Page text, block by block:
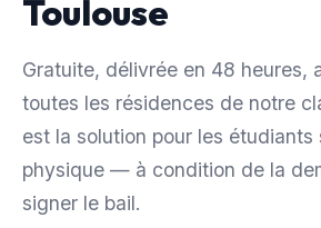
Toulouse
Gratuite, délivrée en 48 heures,
toutes les résidences de notre
est la solution pour les étudiants
physique — à condition de la
signer le bail.